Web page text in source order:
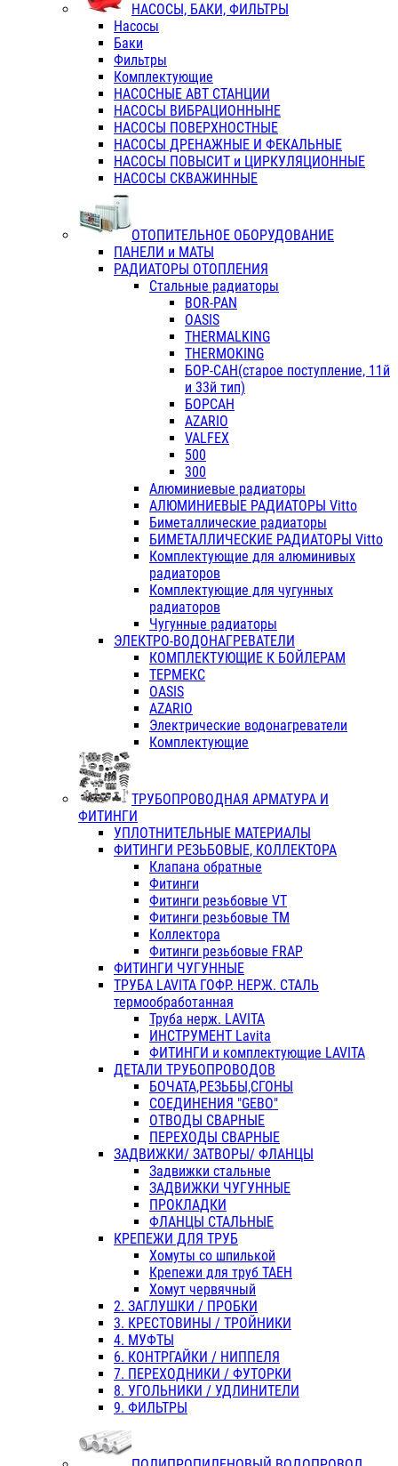
НАСОСЫ, БАКИ, ФИЛЬТРЫ
Насосы
Баки
Фильтры
Комплектующие
НАСОСНЫЕ АВТ СТАНЦИИ
НАСОСЫ ВИБРАЦИОННЫНЕ
НАСОСЫ ПОВЕРХНОСТНЫЕ
НАСОСЫ ДРЕНАЖНЫЕ И ФЕКАЛЬНЫЕ
НАСОСЫ ПОВЫСИТ и ЦИРКУЛЯЦИОННЫЕ
НАСОСЫ СКВАЖИННЫЕ
ОТОПИТЕЛЬНОЕ ОБОРУДОВАНИЕ
ПАНЕЛИ и МАТЫ
РАДИАТОРЫ ОТОПЛЕНИЯ
Стальные радиаторы
BOR-PAN
OASIS
THERMALKING
THERMOKING
БОР-САН(старое поступление, 11й
и 33й тип)
БОРСАН
AZARIO
VALFEX
500
300
Алюминиевые радиаторы
АЛЮМИНИЕВЫЕ РАДИАТОРЫ Vitto
Биметаллические радиаторы
БИМЕТАЛЛИЧЕСКИЕ РАДИАТОРЫ Vitto
Комплектующие для алюминивых
радиаторов
Комплектующие для чугунных
радиаторов
Чугунные радиаторы
ЭЛЕКТРО-ВОДОНАГРЕВАТЕЛИ
КОМПЛЕКТУЮЩИЕ К БОЙЛЕРАМ
ТЕРМЕКС
OASIS
AZARIO
Электрические водонагреватели
Комплектующие
ТРУБОПРОВОДНАЯ АРМАТУРА И
ФИТИНГИ
УПЛОТНИТЕЛЬНЫЕ МАТЕРИАЛЫ
ФИТИНГИ РЕЗЬБОВЫЕ, КОЛЛЕКТОРА
Клапана обратные
Фитинги
Фитинги резьбовые VT
Фитинги резьбовые ТМ
Коллектора
Фитинги резьбовые FRAP
ФИТИНГИ ЧУГУННЫЕ
ТРУБА LAVITA ГОФР. НЕРЖ. СТАЛЬ
термообработанная
Труба нерж. LAVITA
ИНСТРУМЕНТ Lavita
ФИТИНГИ и комплектующие LAVITA
ДЕТАЛИ ТРУБОПРОВОДОВ
БОЧАТА,РЕЗЬБЫ,СГОНЫ
СОЕДИНЕНИЯ "GEBO"
ОТВОДЫ СВАРНЫЕ
ПЕРЕХОДЫ СВАРНЫЕ
ЗАДВИЖКИ/ ЗАТВОРЫ/ ФЛАНЦЫ
Задвижки стальные
ЗАДВИЖКИ ЧУГУННЫЕ
ПРОКЛАДКИ
ФЛАНЦЫ СТАЛЬНЫЕ
КРЕПЕЖИ ДЛЯ ТРУБ
Хомуты со шпилькой
Крепежи для труб ТАЕН
Хомут червячный
2. ЗАГЛУШКИ / ПРОБКИ
3. КРЕСТОВИНЫ / ТРОЙНИКИ
4. МУФТЫ
6. КОНТРГАЙКИ / НИППЕЛЯ
7. ПЕРЕХОДНИКИ / ФУТОРКИ
8. УГОЛЬНИКИ / УДЛИНИТЕЛИ
9. ФИЛЬТРЫ